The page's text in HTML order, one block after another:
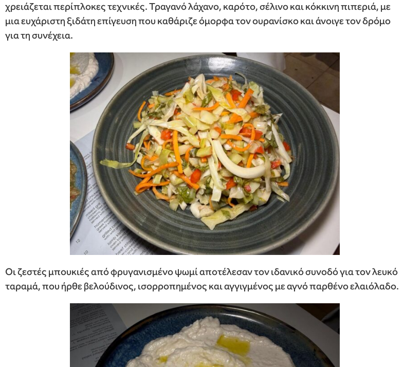
χρειάζεται περίπλοκες τεχνικές. Τραγανό λάχανο, καρότο, σέλινο και κόκκινη πιπεριά, με
μια ευχάριστη ξιδάτη επίγευση που καθάριζε όμορφα τον ουρανίσκο και άνοιγε τον δρόμο
για τη συνέχεια.
Οι ζεστές μπουκιές από φρυγανισμένο ψωμί αποτέλεσαν τον ιδανικό συνοδό για τον λευκό
ταραμά, που ήρθε βελούδινος, ισορροπημένος και αγγιγμένος με αγνό παρθένο ελαιόλαδο.